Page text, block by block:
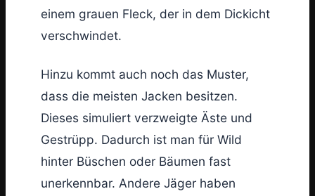
einem grauen Fleck, der in dem Dickicht
verschwindet.
Hinzu kommt auch noch das Muster,
dass die meisten Jacken besitzen.
Dieses simuliert verzweigte Äste und
Gestrüpp. Dadurch ist man für Wild
hinter Büschen oder Bäumen fast
unerkennbar. Andere Jäger haben